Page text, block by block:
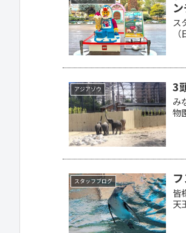
ス
アジアゾウ 3
み
物
スタッフブログ
皆
天